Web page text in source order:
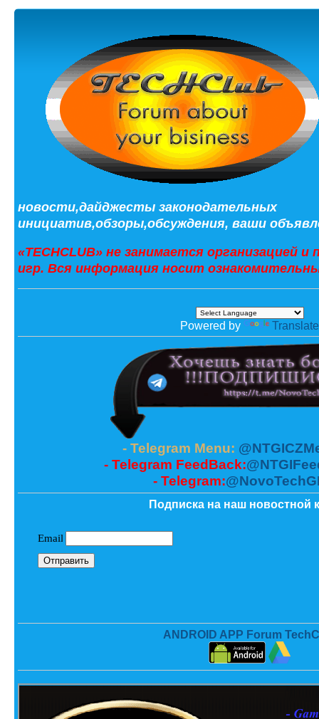
новости,дайджесты законодательных
инициатив,обзоры,обсуждения, ваши
«TECHCLUB» не занимается организацией
игр. Вся информация носит
Powered by Translate
- Telegram Menu:
- Telegram FeedBack:
- Telegram:
Подписка на наш новостной
ANDROID APP Forum